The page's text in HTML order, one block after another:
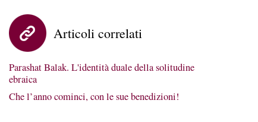
Articoli correlati
Parashat Balak. L'identità duale della solitudine
ebraica
Che l’anno cominci, con le sue benedizioni!